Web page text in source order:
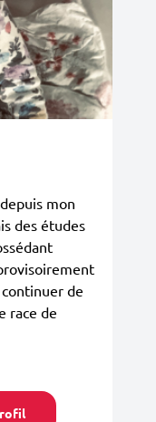
mon
des études
continuer de
race de